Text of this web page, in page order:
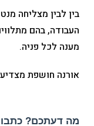
בין לבין מצליחה
העבודה, בהם
מענה לכל פניה.
אורנה חושפת
מה דעתכם? כתבו